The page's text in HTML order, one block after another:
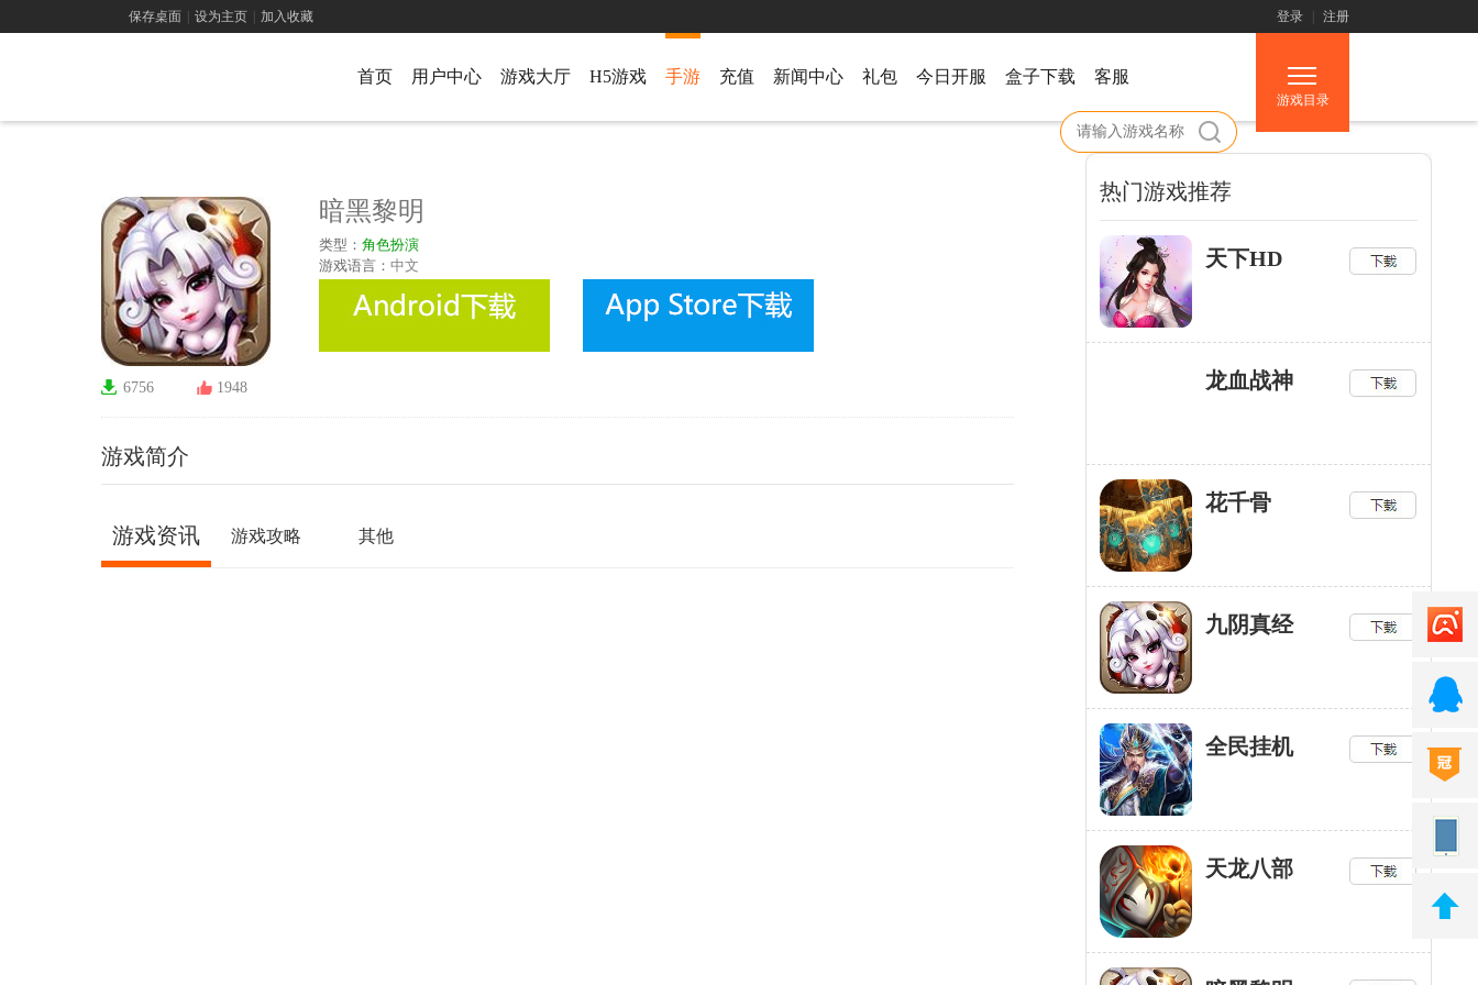
保存桌面 设为主页 加入收藏 登录 注册
首页 用户中心 游戏大厅 H5游戏 手游 充值 新闻中心 礼包 今日开服 盒子下载 客服
游戏目录
6756 1948
暗黑黎明
类型： 角色扮演
游戏语言： 中文
游戏简介
游戏资讯 游戏攻略 其他
热门游戏推荐
天下HD
龙血战神
花千骨
九阴真经
全民挂机
天龙八部